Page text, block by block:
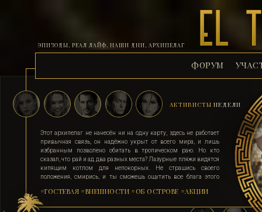
ЭПИЗОДЫ, РЕАЛ ЛАЙФ, НАШИ ДНИ, АРХИПЕЛАГ
#ГОСТЕВАЯ #ВНЕШНОСТИ #ОБ ОСТРОВЕ #АКЦИИ
Этот архипелаг не нанесён ни на одну карту, здесь не работает
привычная связь, он надёжно укрыт от всего мира, и лишь
избранным позволено обитать в тропическом раю. Но кто
сказал, что рай и ад два разных места? Лазурные пляжи видятся
кипящим котлом для непокорных. Не страшись своего
положения, смирись, и ты сможешь ощутить все блага этого
адептом. Выбери для себя стезю, ступай по ней, гордо неся статус
рабыни, иначе тебя силой поставят на колени. Помни, ад на
АКТИВИСТЫ НЕДЕЛИ
ФОРУМ